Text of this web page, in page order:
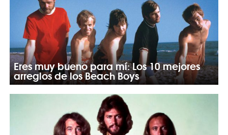
Eres muy bueno para mí: Los 10 mejores
arreglos de los Beach Boys